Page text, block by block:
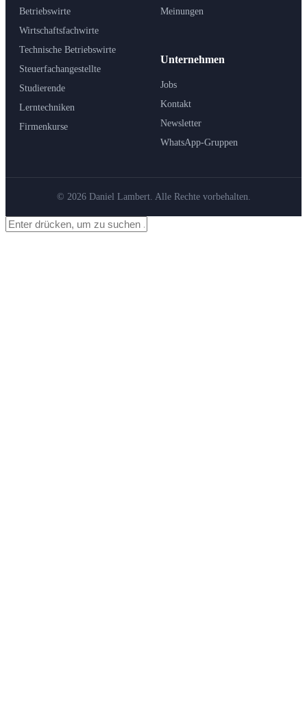
Betriebswirte
Wirtschaftsfachwirte
Technische Betriebswirte
Steuerfachangestellte
Studierende
Lerntechniken
Firmenkurse
Meinungen
Unternehmen
Jobs
Kontakt
Newsletter
WhatsApp-Gruppen
© 2026 Daniel Lambert. Alle Rechte vorbehalten.